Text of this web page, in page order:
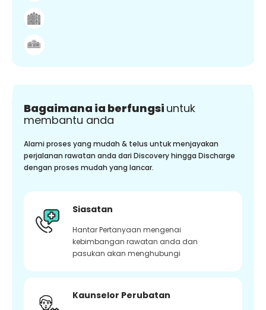
Bagaimana ia berfungsi untuk
membantu anda
Alami proses yang mudah & telus untuk menjayakan
perjalanan rawatan anda dari Discovery hingga Discharge
dengan proses mudah yang lancar.
Siasatan
Hantar Pertanyaan mengenai
kebimbangan rawatan anda dan
pasukan akan menghubungi
Kaunselor Perubatan